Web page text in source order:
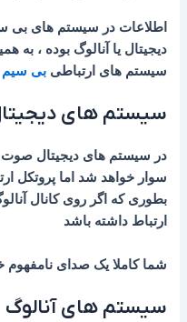
اطلاعات در سیستم های بی
دیجیتال یا آنالوگ بوده ،
سیستم های ارتباطیبی سیم
سیستم های
در سیستم های دیجیتال صوت
سوار خواهد شد اما پروتکل
بطوری که اگر روی کانال
ارتباط داشته باشد
شما کاملا یک صدای نامفهوم
سیستم های آنالوگ